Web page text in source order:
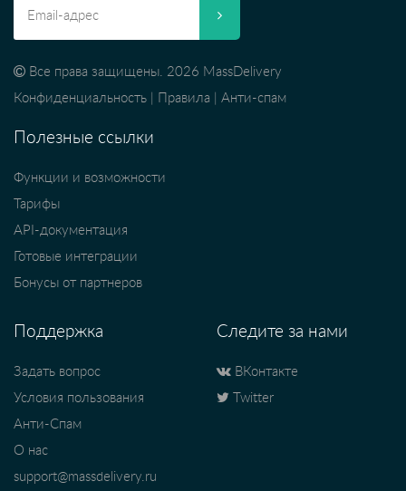
Все права защищены. 2026 MassDelivery
Конфиденциальность
Правила Анти-спам
Полезные ссылки
Функции и возможности
Тарифы
API-документация
Готовые интеграции
Бонусы от партнеров
Поддержка
Задать вопрос
Условия пользования
Анти-Спам
О нас
support@massdelivery.ru
Следите за нами
ВКонтакте
Twitter